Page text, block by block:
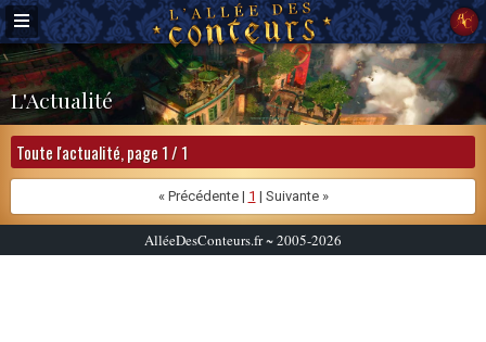
L'Actualité
Toute l'actualité, page 1 / 1
« Précédente | 1 | Suivante »
AlléeDesConteurs.fr ~ 2005-2026